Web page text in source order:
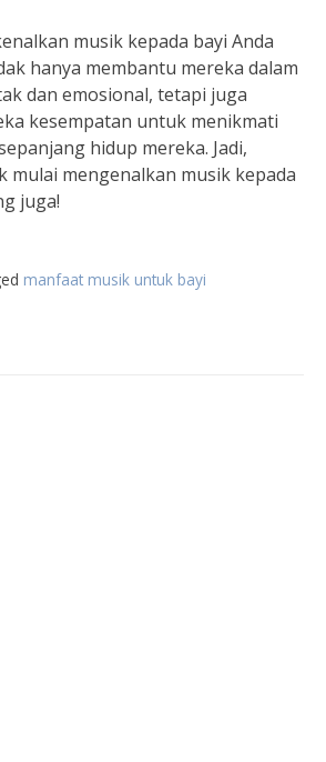
musik kepada bayi Anda
hanya membantu mereka dalam
dan emosional, tetapi juga
kesempatan untuk menikmati
hidup mereka. Jadi,
mulai mengenalkan musik kepada
juga!
manfaat musik untuk bayi